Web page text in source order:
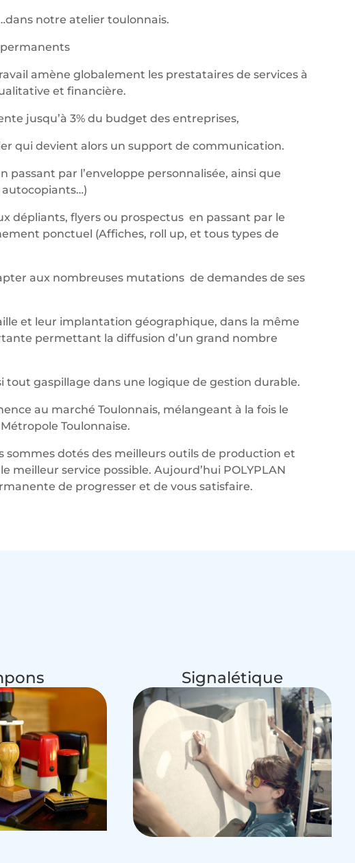
notre atelier toulonnais.
amène globalement les prestataires de services à
et financière.
jusqu’à 3% du budget des entreprises,
qui devient alors un support de communication.
par l’enveloppe personnalisée, ainsi que
autocopiants…)
dépliants, flyers ou prospectus en passant par le
ponctuel (Affiches, roll up, et tous types de
aux nombreuses mutations de demandes de ses
et leur implantation géographique, dans la même
permettant la diffusion d’un grand nombre
gaspillage dans une logique de gestion durable.
au marché Toulonnais, mélangeant à la fois le
Toulonnaise.
sommes dotés des meilleurs outils de production et
service possible. Aujourd’hui POLYPLAN
de progresser et de vous satisfaire.
Signalétique